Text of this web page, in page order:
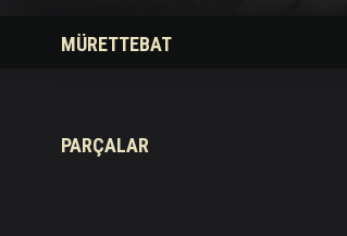
MÜRETTEBAT
PARÇALAR